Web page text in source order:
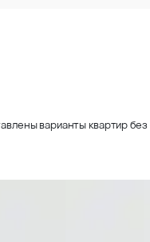
варианты квартир